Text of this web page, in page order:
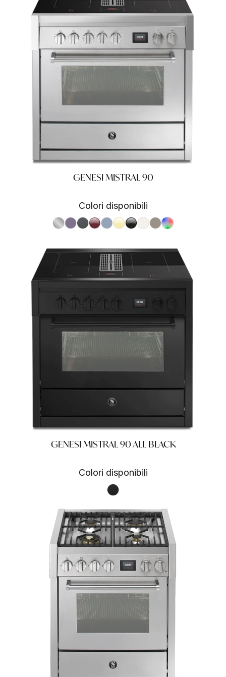
GENESI MISTRAL 90
Colori disponibili
S.Steel SS
Ametista AA
Antracite AN
Bordeaux BR
Celeste CE
Crema CR
Nero BA
Nuvola NA
Sabbia SA
RAL
GENESI MISTRAL 90 ALL BLACK
Colori disponibili
Nero fumo NF